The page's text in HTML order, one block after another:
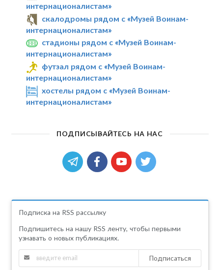
интернационалистам»
скалодромы рядом с «Музей Воинам-
интернационалистам»
стадионы рядом с «Музей Воинам-
интернационалистам»
футзал рядом с «Музей Воинам-
интернационалистам»
хостелы рядом с «Музей Воинам-
интернационалистам»
ПОДПИСЫВАЙТЕСЬ НА НАС
Подписка на RSS рассылку
Подпишитесь на нашу RSS ленту, чтобы первыми
узнавать о новых публикациях.
Подписаться